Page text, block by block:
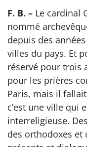
F. B. – Le cardinal
nommé
depuis des
villes du pays. Et
réservé pour trois
pour les prières
Paris, mais il
c’est une ville qui
interreligieuse.
des orthodoxes